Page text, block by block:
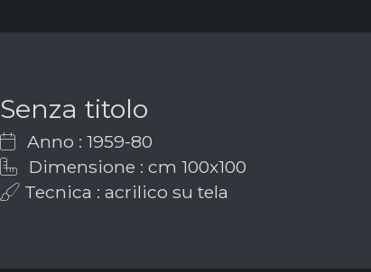
Senza titolo
Anno : 1959-80
Dimensione : cm 100x100
Tecnica : acrilico su tela